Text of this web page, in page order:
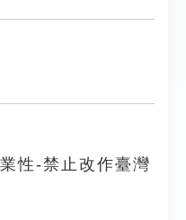
性-禁止改作臺灣